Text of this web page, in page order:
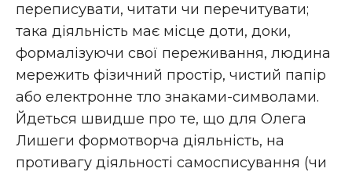
переписувати, читати чи перечитувати;
така діяльність має місце доти, доки,
формалізуючи свої переживання, людина
мережить фізичний простір, чистий папір
або електронне тло знаками-символами.
Йдеться швидше про те, що для Олега
Лишеги формотворча діяльність, на
противагу діяльності самосписування (чи